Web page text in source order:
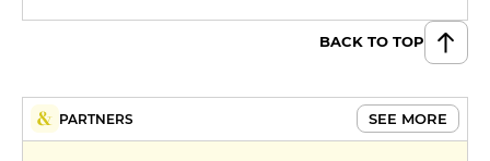
BACK TO TOP
PARTNERS SEE MORE